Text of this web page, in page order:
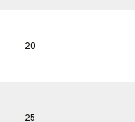
20
25